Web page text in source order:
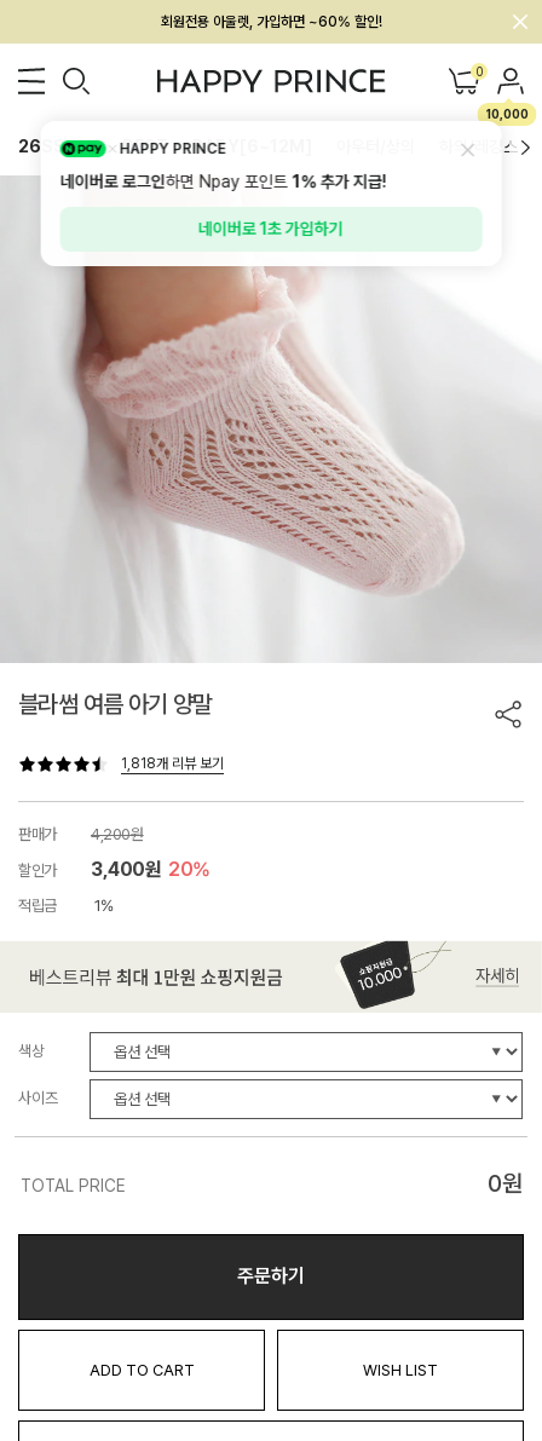
회원전용 아울렛, 가입하면 ~60% 할인!
멤버십 최대 28,000원 혜택 0
10,000
26SS 신상 BEST BABY[6~12M] 하의/레깅스
블라썸 여름 아기 양말
1,818개 리뷰 보기
판매가
4,200원
할인가
3,400원 20%
적립금 1%
색상
사이즈
TOTAL PRICE 0원
주문하기
ADD TO CART WISH LIST
HAPPY PRINCE
네이버로 로그인하면 Npay 포인트1%추가 지급!
네이버로 1초 가입하기